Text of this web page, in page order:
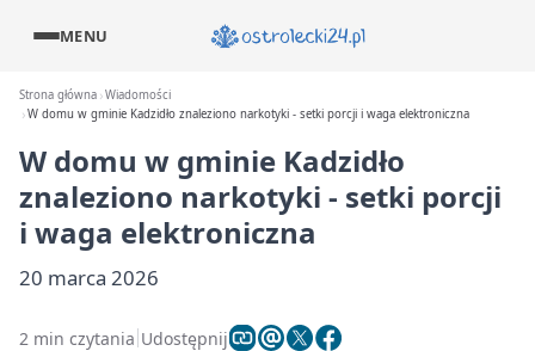
MENU
Strona główna Wiadomości
W domu w gminie Kadzidło znaleziono narkotyki - setki porcji i waga elektroniczna
W domu w gminie Kadzidło
znaleziono narkotyki - setki porcji
i waga elektroniczna
20 marca 2026
2 min czytania Udostępnij